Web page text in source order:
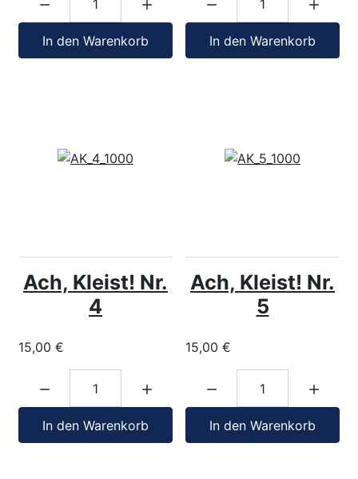
In den Warenkorb In den Warenkorb
Ach, Kleist! Nr.
4
15,00 €
In den Warenkorb
Ach, Kleist! Nr.
5
15,00 €
In den Warenkorb